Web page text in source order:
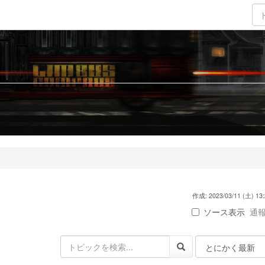
作成: 2023/03/11 (土)
ソース表示 通